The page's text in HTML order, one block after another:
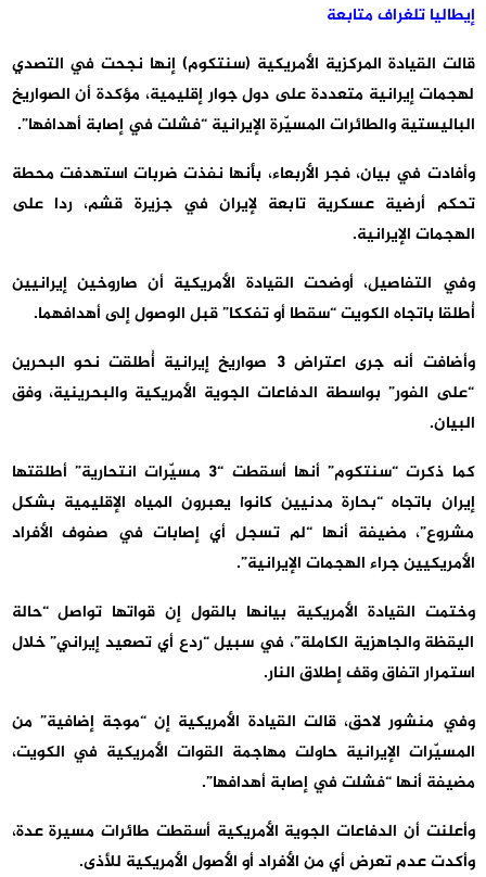
إيطاليا تلغراف متابعة
قالت القيادة المركزية الأمريكية (سنتكوم) إنها نجحت في التصدي
لهجمات إيرانية متعددة على دول جوار إقليمية، مؤكدة أن الصواريخ
الباليستية والطائرات المسيّرة الإيرانية “فشلت في إصابة أهدافها”.
وأفادت في بيان، فجر الأربعاء، بأنها نفذت ضربات استهدفت محطة
تحكم أرضية عسكرية تابعة لإيران في جزيرة قشم، ردا على
الهجمات الإيرانية.
وفي التفاصيل، أوضحت القيادة الأمريكية أن صاروخين إيرانيين
أُطلقا باتجاه الكويت “سقطا أو تفككا” قبل الوصول إلى أهدافهما.
وأضافت أنه جرى اعتراض 3 صواريخ إيرانية أُطلقت نحو البحرين
“على الفور” بواسطة الدفاعات الجوية الأمريكية والبحرينية، وفق
البيان.
كما ذكرت “سنتكوم” أنها أسقطت “3 مسيّرات انتحارية” أطلقتها
إيران باتجاه “بحارة مدنيين كانوا يعبرون المياه الإقليمية بشكل
مشروع”، مضيفة أنها “لم تسجل أي إصابات في صفوف الأفراد
الأمريكيين جراء الهجمات الإيرانية”.
وختمت القيادة الأمريكية بيانها بالقول إن قواتها تواصل “حالة
اليقظة والجاهزية الكاملة”، في سبيل “ردع أي تصعيد إيراني” خلال
استمرار اتفاق وقف إطلاق النار.
وفي منشور لاحق، قالت القيادة الأمريكية إن “موجة إضافية” من
المسيّرات الإيرانية حاولت مهاجمة القوات الأمريكية في الكويت،
مضيفة أنها “فشلت في إصابة أهدافها”.
وأعلنت أن الدفاعات الجوية الأمريكية أسقطت طائرات مسيرة عدة،
وأكدت عدم تعرض أي من الأفراد أو الأصول الأمريكية للأذى.